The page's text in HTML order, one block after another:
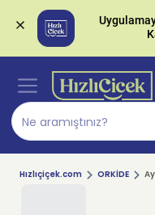
Hızlıçiçek.com ORKİDE